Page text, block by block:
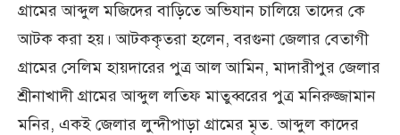
গ্রামের আব্দুল মজিদের বাড়িতে অভিযান চালিয়ে তাদের কে
আটক করা হয়। আটককৃতরা হলেন, বরগুনা জেলার বেতাগী
গ্রামের সেলিম হায়দারের পুত্র আল আমিন, মাদারীপুর জেলার
শ্রীনাখাদী গ্রামের আব্দুল লতিফ মাতুব্বরের পুত্র মনিরুজ্জামান
মনির, একই জেলার লুন্দীপাড়া গ্রামের মৃত. আব্দুল কাদের